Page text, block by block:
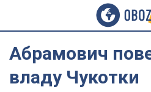
Абрамович
владу Чукотки